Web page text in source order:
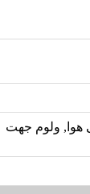
هوا, ولوم جهت